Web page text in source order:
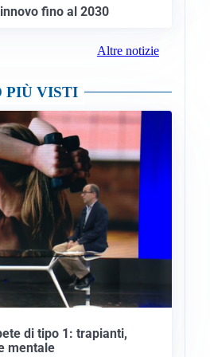
fino al 2030
Altre notizie
PIÙ VISTI
di tipo 1: trapianti,
mentale